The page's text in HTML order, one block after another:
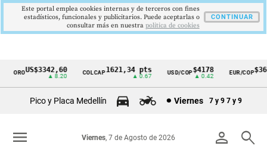
Cintillo
Colombia
OROUS$3342,60
▲ 8.20
COLCAP1621,34 pts
▲ 0.67
USD/COP$4178
▲ 0.42
EUR/COP$3672
Pico y Placa Medellín Viernes 7 y 9 7 y 9
person search
Viernes, 7 de Agosto de 2026
menu
Este portal emplea cookies internas y de terceros con fines
estadísticos, funcionales y publicitarios. Puede aceptarlas o
consultar más en nuestra politica de cookies
CONTINUAR